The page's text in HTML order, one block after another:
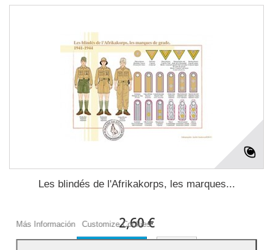
Les blindés de l'Afrikakorps, les marques...
2,60 €
Más Información Customize Cookies